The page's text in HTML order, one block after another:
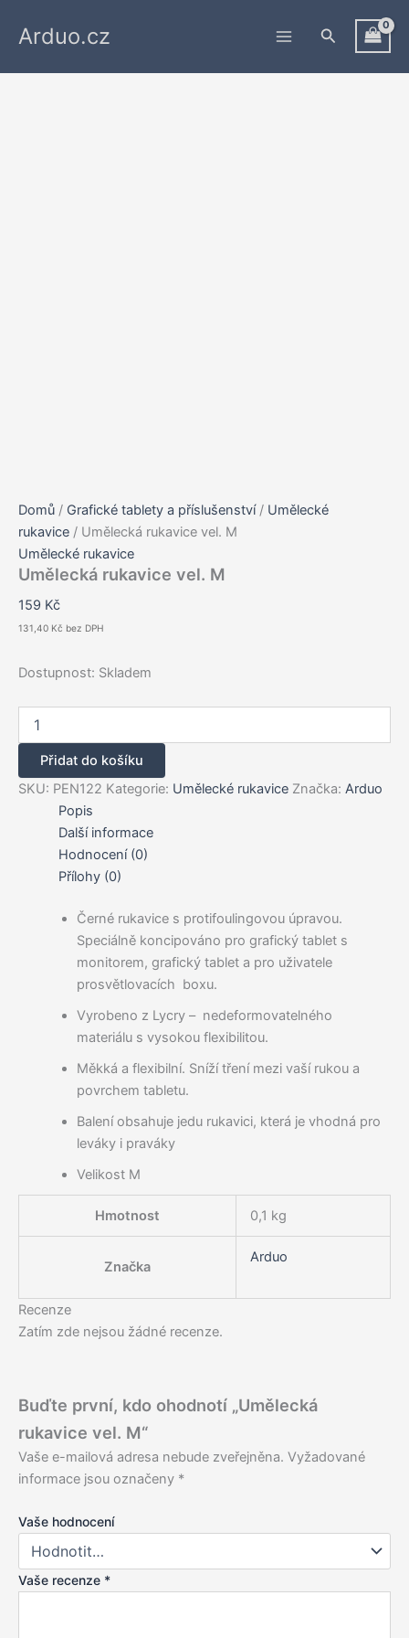
Arduo.cz Hledat
Domů / Grafické tablety a příslušenství/ Umělecké
rukavice / Umělecká rukavice vel. M
Umělecké rukavice
Umělecká rukavice vel. M
159 Kč
131,40 Kč bez DPH
Dostupnost: Skladem
rukavice
vel.
množství
Přidat do košíku
SKU: PEN122 Kategorie: Umělecké rukavice Značka: Arduo
Popis
Další informace
Hodnocení (0)
Přílohy (0)
Černé rukavice s protifoulingovou úpravou.
Speciálně koncipováno pro grafický tablet s
monitorem, grafický tablet a pro uživatele
prosvětlovacích boxu.
Vyrobeno z Lycry – nedeformovatelného
materiálu s vysokou flexibilitou.
Měkká a flexibilní. Sníží tření mezi vaší rukou a
povrchem tabletu.
Balení obsahuje jedu rukavici, která je vhodná pro
leváky i praváky
Velikost M
Hmotnost 0,1 kg
Značka
Arduo
Recenze
Zatím zde nejsou žádné recenze.
Buďte první, kdo ohodnotí „Umělecká
rukavice vel. M“
Vaše e-mailová adresa nebude zveřejněna. Vyžadované
informace jsou označeny *
Vaše hodnocení
Vaše recenze *